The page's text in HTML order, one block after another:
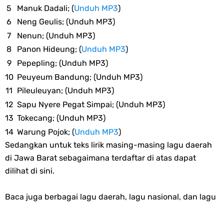
Manuk Dadali; (Unduh MP3)
Neng Geulis; (Unduh MP3)
Nenun; (Unduh MP3)
Panon Hideung; (Unduh MP3)
Pepepling; (Unduh MP3)
Peuyeum Bandung; (Unduh MP3)
Pileuleuyan; (Unduh MP3)
Sapu Nyere Pegat Simpai; (Unduh MP3)
Tokecang; (Unduh MP3)
Warung Pojok; (Unduh MP3)
Sedangkan untuk teks lirik masing-masing lagu daerah
di Jawa Barat sebagaimana terdaftar di atas dapat
dilihat di sini.
Baca juga berbagai lagu daerah, lagu nasional, dan lagu